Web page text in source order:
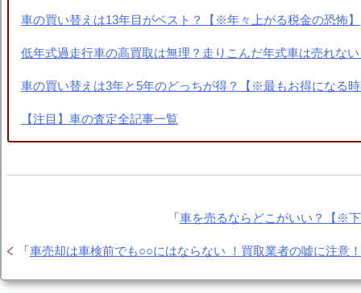
車の買い替えは13年目がベスト？【※年々上がる税金の恐怖】
低年式過走行車の高買取は無理？走りこんだ年式車は売れな
車の買い替えは3年と5年のどっちが得？【※最もお得になる
【注目】車の査定全記事一覧
「車を売るならどこがいい？【※
「 車売却は車検前でも○○にはならない ！買取業者の嘘に注意！